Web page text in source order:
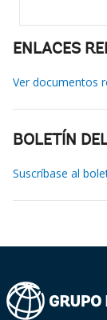
ENLACES
Ver documentos
BOLETÍN
Suscríbase al